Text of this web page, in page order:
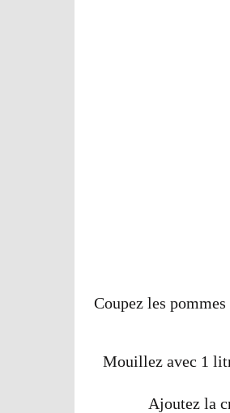
Coupez les
Mouillez avec 1
Ajoutez la